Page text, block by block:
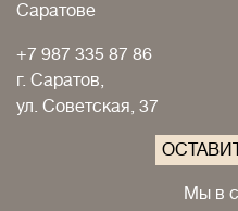
Саратове
+7 987 335 87 86
г. Саратов,
ул. Советская, 37
Мы в